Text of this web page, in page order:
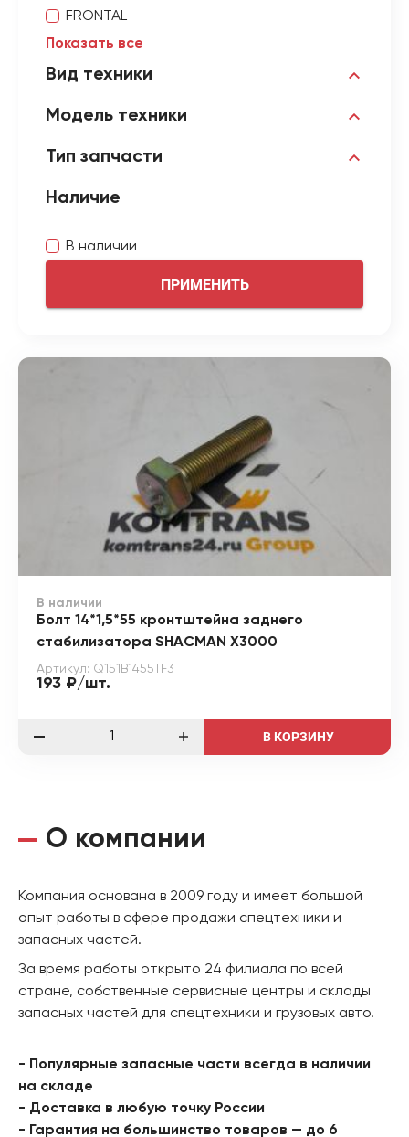
FRONTAL
Показать все
Вид техники
Модель техники
Тип запчасти
Наличие
В наличии
ПРИМЕНИТЬ
В наличии
Болт 14*1,5*55 кронтштейна заднего
стабилизатора SHACMAN X3000
Артикул: Q151B1455TF3
193 ₽/шт.
В КОРЗИНУ
О компании
Компания основана в 2009 году и имеет большой
опыт работы в сфере продажи спецтехники и
запасных частей.
За время работы открыто 24 филиала по всей
стране, собственные сервисные центры и склады
запасных частей для спецтехники и грузовых авто.
- Популярные запасные части всегда в наличии
на складе
- Доставка в любую точку России
- Гарантия на большинство товаров — до 6